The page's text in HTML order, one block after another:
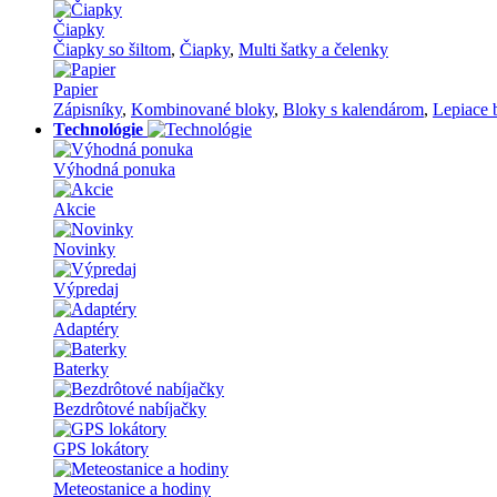
Čiapky
Čiapky so šiltom, Čiapky, Multi šatky a čelenky
Papier
Zápisníky, Kombinované bloky, Bloky s kalendárom, Lepiace
Technológie
Výhodná ponuka
Akcie
Novinky
Výpredaj
Adaptéry
Baterky
Bezdrôtové nabíjačky
GPS lokátory
Meteostanice a hodiny